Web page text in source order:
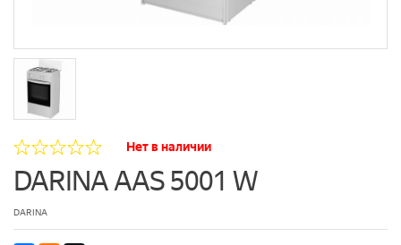
Нет в наличии
DARINA AAS 5001 W
DARINA